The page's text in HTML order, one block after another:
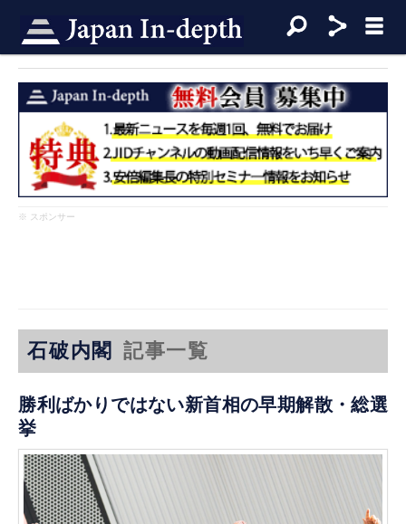
※ スポンサー
石破内閣 記事一覧
勝利ばかりではない新首相の早期解散・総選
挙